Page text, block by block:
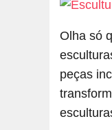
Olha só
peças